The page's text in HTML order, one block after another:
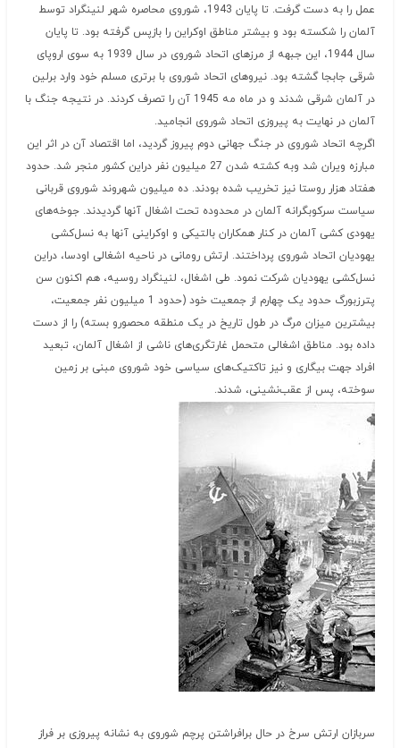
عمل را به دست گرفت. تا پایان 1943، شوروی محاصره شهر لنینگراد توسط
آلمان را شکسته بود و بیشتر مناطق اوکراین را بازپس گرفته بود. تا پایان
سال 1944، این جبهه از مرزهای اتحاد شوروی در سال 1939 به سوی اروپای
شرقی جابجا گشته بود. نیروهای اتحاد شوروی با برتری مسلم خود وارد برلین
در آلمان شرقی شدند و در ماه مه 1945 آن را تصرف کردند. در نتیجه جنگ با
آلمان در نهایت به پیروزی اتحاد شوروی انجامید.
اگرچه اتحاد شوروی در جنگ جهانی دوم پیروز گردید، اما اقتصاد آن در اثر این
مبارزه ویران شد وبه کشته شدن 27 میلیون نفر دراین کشور منجر شد. حدود
هفتاد هزار روستا نیز تخریب شده بودند. ده میلیون شهروند شوروی قربانی
سیاست سرکوبگرانه آلمان در محدوده تحت اشغال آنها گردیدند. جوخه‌های
یهودی کشی آلمان در کنار همکاران بالتیکی و اوکراینی آنها به نسل‌کشی
یهودیان اتحاد شوروی پرداختند. ارتش رومانی در ناحیه اشغالی اودسا، دراین
نسل‌کشی یهودیان شرکت نمود. طی اشغال، لنینگراد روسیه، هم اکنون سن
پترزبورگ حدود یک چهارم از جمعیت خود (حدود 1 میلیون نفر جمعیت،
بیشترین میزان مرگ در طول تاریخ در یک منطقه محصورو بسته) را از دست
داده بود. مناطق اشغالی متحمل غارتگری‌های ناشی از اشغال آلمان، تبعید
افراد جهت بیگاری و نیز تاکتیک‌های سیاسی خود شوروی مبنی بر زمین
سوخته، پس از عقب‌نشینی، شدند.
سربازان ارتش سرخ در حال برافراشتن پرچم شوروی به نشانه پیروزی بر فراز